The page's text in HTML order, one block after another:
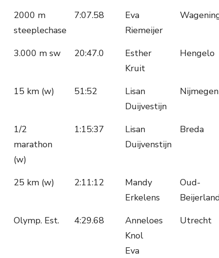
2000 m
steeplechase
7:07.58
Eva
Riemeijer
3.000 m sw 20:47.0
Esther
Kruit
Hengelo
15 km (w) 51:52
Lisan
Duijvestijn
Nijmegen
1/2
marathon
(w)
1:15:37
Lisan
Duijvenstijn
Breda
25 km (w) 2:11:12
Mandy
Erkelens
Oud-
Olymp. Est.
4:29.68
Anneloes
Knol
Eva
Utrecht